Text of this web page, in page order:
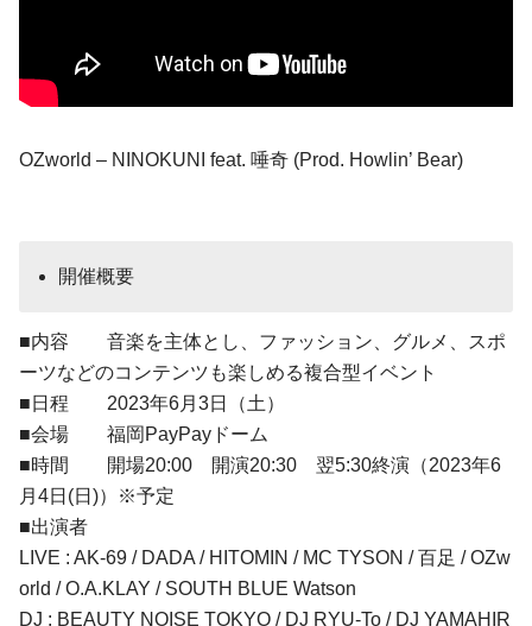
OZworld – NINOKUNI feat. 唾奇 (Prod. Howlin’ Bear)
開催概要
■内容 音楽を主体とし、ファッション、グルメ、スポ
ーツなどのコンテンツも楽しめる複合型イベント
■日程 2023年6月3日（土）
■会場 福岡PayPayドーム
■時間 開場20:00 開演20:30 翌5:30終演（2023年6
月4日(日)）※予定
■出演者
LIVE : AK-69 / DADA / HITOMIN / MC TYSON / 百足 / OZw
orld / O.A.KLAY / SOUTH BLUE Watson
DJ : BEAUTY NOISE TOKYO / DJ RYU-To / DJ YAMAHIR